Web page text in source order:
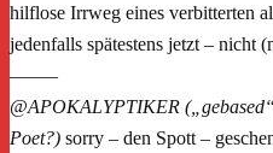
hilflose Irrweg eines verbitterten
jedenfalls spätestens jetzt – nicht
——–
@APOKALYPTIKER
Poet?) sorry – den Spott –